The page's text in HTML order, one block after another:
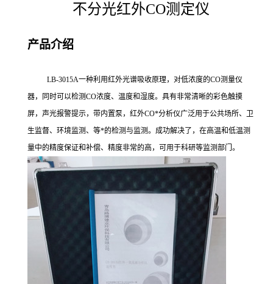
不分光红外CO测定仪
产品介绍
LB-3015A一种利用红外光谱吸收原理，对低浓度的CO测量仪
器，同时可以检测CO浓度、温度和湿度。具有非常清晰的彩色触摸
屏，声光报警提示，带内置泵，红外CO*分析仪广泛用于公共场所、卫
生监督、环境监测、等*的检测与监测。成功解决了，在高温和低温测
量中的精度保证和补偿、精度非常的高，可用于科研等监测部门。